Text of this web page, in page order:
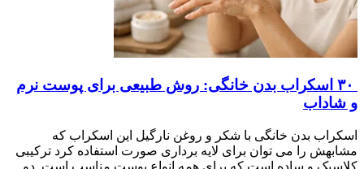
۳۰ اسکراب بدن خانگی: روش طبیعی برای پوست نرم
و شاداب
اسکراب بدن خانگی با شکر و روغن نارگیل این اسکراب که
مشابهش را می توان برای لایه برداری صورت استفاده کرد ترکیبی
کلاسیک و ساده است که برای همه انواع پوست مناسب است. دو